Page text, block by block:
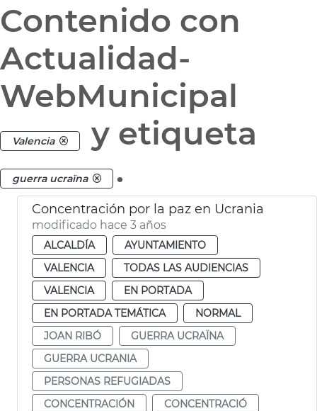
Contenido con
Actualidad-
WebMunicipal
Valencia y etiqueta
guerra ucraïna .
Concentración por la paz en Ucrania
modificado hace 3 años
ALCALDÍA
AYUNTAMIENTO
VALENCIA
TODAS LAS AUDIENCIAS
VALENCIA
EN PORTADA
EN PORTADA TEMÁTICA
NORMAL
JOAN RIBÓ
GUERRA UCRAÏNA
GUERRA UCRANIA
PERSONAS REFUGIADAS
CONCENTRACIÓN
CONCENTRACIÓ